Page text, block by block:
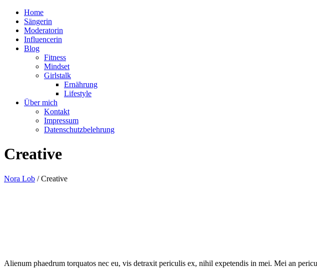
Home
Sängerin
Moderatorin
Influencerin
Blog
Fitness
Mindset
Girlstalk
Ernährung
Lifestyle
Über mich
Kontakt
Impressum
Datenschutzbelehrung
Creative
Nora Lob /Creative
Alienum phaedrum torquatos nec eu, vis detraxit periculis ex, nihil expetendis in mei. Mei an